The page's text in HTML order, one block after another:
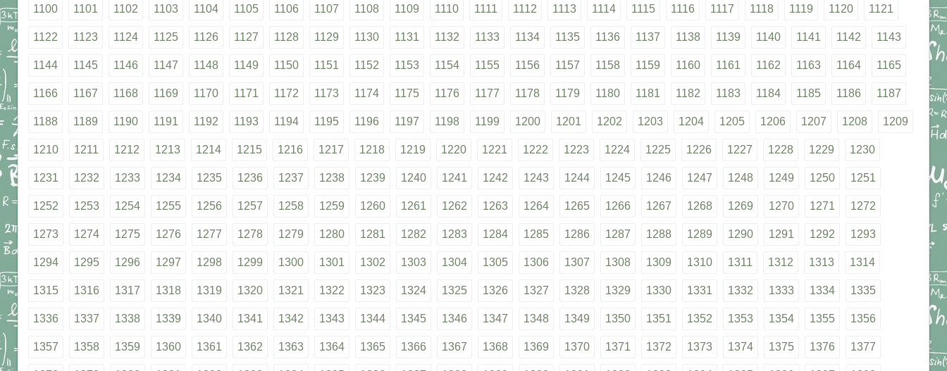
1100 1101 1102 1103 1104 1105 1106 1107 1108 1109 1110 1111 1112 1113 1114 1115 1116 1117 1118 1119 1120 1121
1122 1123 1124 1125 1126 1127 1128 1129 1130 1131 1132 1133 1134 1135 1136 1137 1138 1139 1140 1141 1142 1143
1144 1145 1146 1147 1148 1149 1150 1151 1152 1153 1154 1155 1156 1157 1158 1159 1160 1161 1162 1163 1164 1165
1166 1167 1168 1169 1170 1171 1172 1173 1174 1175 1176 1177 1178 1179 1180 1181 1182 1183 1184 1185 1186 1187
1188 1189 1190 1191 1192 1193 1194 1195 1196 1197 1198 1199 1200 1201 1202 1203 1204 1205 1206 1207 1208 1209
1210 1211 1212 1213 1214 1215 1216 1217 1218 1219 1220 1221 1222 1223 1224 1225 1226 1227 1228 1229 1230
1231 1232 1233 1234 1235 1236 1237 1238 1239 1240 1241 1242 1243 1244 1245 1246 1247 1248 1249 1250 1251
1252 1253 1254 1255 1256 1257 1258 1259 1260 1261 1262 1263 1264 1265 1266 1267 1268 1269 1270 1271 1272
1273 1274 1275 1276 1277 1278 1279 1280 1281 1282 1283 1284 1285 1286 1287 1288 1289 1290 1291 1292 1293
1294 1295 1296 1297 1298 1299 1300 1301 1302 1303 1304 1305 1306 1307 1308 1309 1310 1311 1312 1313 1314
1315 1316 1317 1318 1319 1320 1321 1322 1323 1324 1325 1326 1327 1328 1329 1330 1331 1332 1333 1334 1335
1336 1337 1338 1339 1340 1341 1342 1343 1344 1345 1346 1347 1348 1349 1350 1351 1352 1353 1354 1355 1356
1357 1358 1359 1360 1361 1362 1363 1364 1365 1366 1367 1368 1369 1370 1371 1372 1373 1374 1375 1376 1377